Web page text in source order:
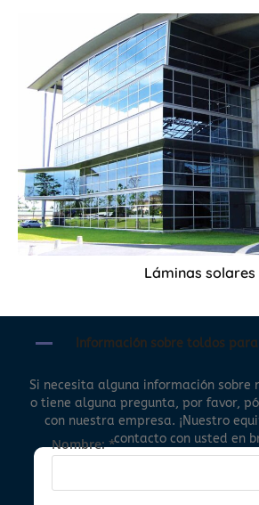
Láminas solares
Información sobre toldos
Si necesita alguna información sobre
o tiene alguna pregunta, por favor,
con nuestra empresa. ¡Nuestro
contacto con usted en
Nombre: *